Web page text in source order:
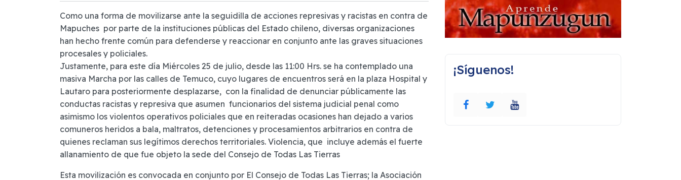
Como una forma de movilizarse ante la seguidilla de acciones represivas y racistas en contra de
Mapuches por parte de la instituciones públicas del Estado chileno, diversas organizaciones
han hecho frente común para defenderse y reaccionar en conjunto ante las graves situaciones
procesales y policiales.
Justamente, para este día Miércoles 25 de julio, desde las 11:00 Hrs. se ha contemplado una
masiva Marcha por las calles de Temuco, cuyo lugares de encuentros será en la plaza Hospital y
Lautaro para posteriormente desplazarse, con la finalidad de denunciar públicamente las
conductas racistas y represiva que asumen funcionarios del sistema judicial penal como
asimismo los violentos operativos policiales que en reiteradas ocasiones han dejado a varios
comuneros heridos a bala, maltratos, detenciones y procesamientos arbitrarios en contra de
quienes reclaman sus legítimos derechos territoriales. Violencia, que incluye además el fuerte
allanamiento de que fue objeto la sede del Consejo de Todas Las Tierras
Esta movilización es convocada en conjunto por El Consejo de Todas Las Tierras; la Asociación
¡Síguenos!